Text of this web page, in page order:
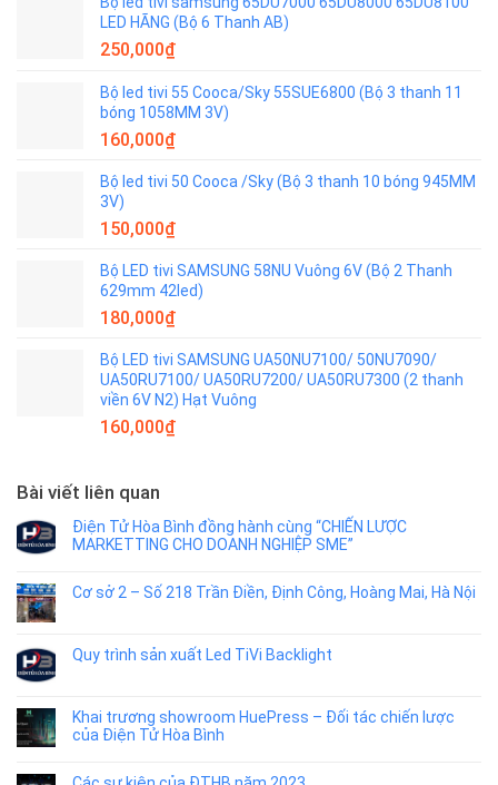
LED HÃNG (Bộ 6 Thanh AB)
250,000₫
Bộ led tivi 55 Cooca/Sky 55SUE6800 (Bộ 3 thanh 11
bóng 1058MM 3V)
160,000₫
Bộ led tivi 50 Cooca /Sky (Bộ 3 thanh 10 bóng 945MM
3V)
150,000₫
Bộ LED tivi SAMSUNG 58NU Vuông 6V (Bộ 2 Thanh
629mm 42led)
180,000₫
Bộ LED tivi SAMSUNG UA50NU7100/ 50NU7090/
UA50RU7100/ UA50RU7200/ UA50RU7300 (2 thanh
viền 6V N2) Hạt Vuông
160,000₫
Bài viết liên quan
Điện Tử Hòa Bình đồng hành cùng “CHIẾN LƯỢC
MARKETTING CHO DOANH NGHIỆP SME”
Cơ sở 2 – Số 218 Trần Điền, Định Công, Hoàng Mai, Hà Nội
Quy trình sản xuất Led TiVi Backlight
Khai trương showroom HuePress – Đối tác chiến lược
của Điện Tử Hòa Bình